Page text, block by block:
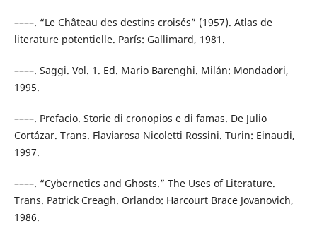
––––. “Le Château des destins croisés” (1957). Atlas de
literature potentielle. París: Gallimard, 1981.
––––. Saggi. Vol. 1. Ed. Mario Barenghi. Milán: Mondadori,
1995.
––––. Prefacio. Storie di cronopios e di famas. De Julio
Cortázar. Trans. Flaviarosa Nicoletti Rossini. Turin: Einaudi,
1997.
––––. “Cybernetics and Ghosts.” The Uses of Literature.
Trans. Patrick Creagh. Orlando: Harcourt Brace Jovanovich,
1986.